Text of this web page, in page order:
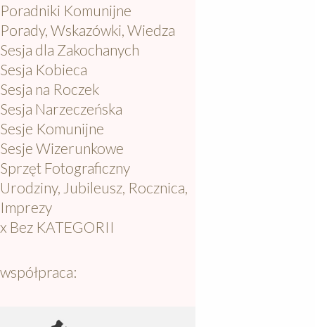
Poradniki Komunijne
Porady, Wskazówki, Wiedza
Sesja dla Zakochanych
Sesja Kobieca
Sesja na Roczek
Sesja Narzeczeńska
Sesje Komunijne
Sesje Wizerunkowe
Sprzęt Fotograficzny
Urodziny, Jubileusz, Rocznica,
Imprezy
x Bez KATEGORII
współpraca: